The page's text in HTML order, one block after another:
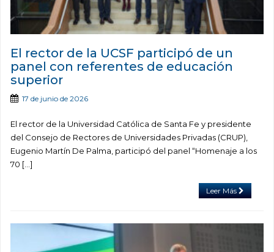
El rector de la UCSF participó de un
panel con referentes de educación
superior
17 de junio de 2026
El rector de la Universidad Católica de Santa Fe y presidente
del Consejo de Rectores de Universidades Privadas (CRUP),
Eugenio Martín De Palma, participó del panel “Homenaje a los
70 […]
Leer Más